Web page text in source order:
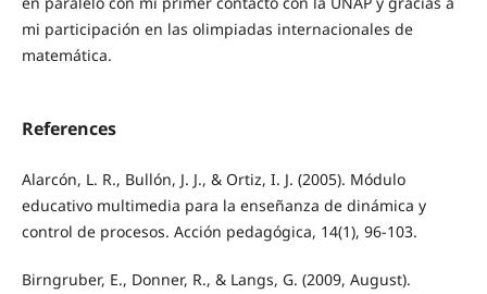
mi participación en las olimpiadas internacionales de
matemática.
References
Alarcón, L. R., Bullón, J. J., & Ortiz, I. J. (2005). Módulo
educativo multimedia para la enseñanza de dinámica y
control de procesos. Acción pedagógica, 14(1), 96-103.
Birngruber, E., Donner, R., & Langs, G. (2009, August).